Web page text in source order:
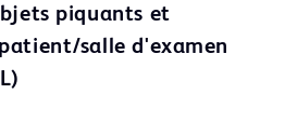
piquants et
salle d'examen